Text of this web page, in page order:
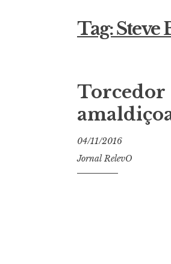
Tag:Steve
Torcedor
04/11/2016
Jornal RelevO